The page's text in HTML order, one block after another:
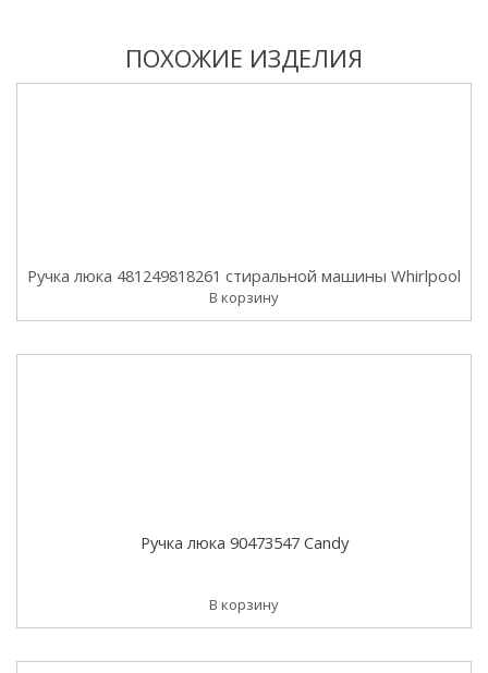
ПОХОЖИЕ ИЗДЕЛИЯ
Ручка люка 481249818261 стиральной машины Whirlpool
В корзину
Ручка люка 90473547 Candy
В корзину